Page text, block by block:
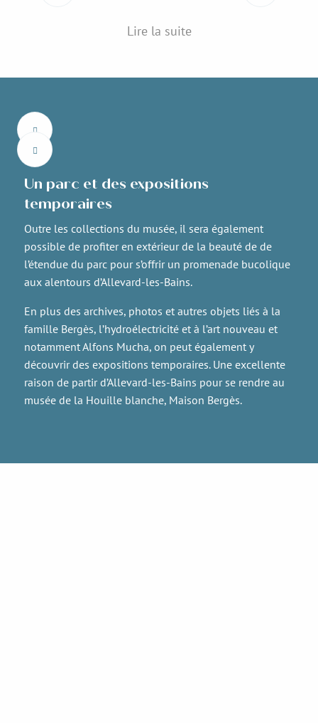
Lire la suite
Un parc et des expositions
temporaires
Outre les collections du musée, il sera également
possible de profiter en extérieur de la beauté de de
l’étendue du parc pour s’offrir un promenade bucolique
aux alentours d’Allevard-les-Bains.
En plus des archives, photos et autres objets liés à la
famille Bergès, l’hydroélectricité et à l’art nouveau et
notamment Alfons Mucha, on peut également y
découvrir des expositions temporaires. Une excellente
raison de partir d’Allevard-les-Bains pour se rendre au
musée de la Houille blanche, Maison Bergès.